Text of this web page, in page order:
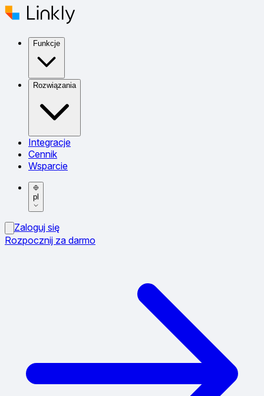
Funkcje
Rozwiązania
Integracje
Cennik
Wsparcie
pl
Zaloguj się
Rozpocznij za darmo